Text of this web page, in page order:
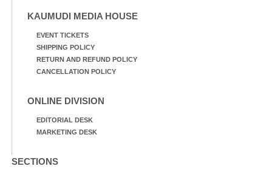
KAUMUDI MEDIA HOUSE
EVENT TICKETS
SHIPPING POLICY
RETURN AND REFUND POLICY
CANCELLATION POLICY
ONLINE DIVISION
EDITORIAL DESK
MARKETING DESK
SECTIONS